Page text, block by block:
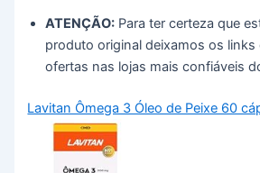
ATENÇÃO: Para ter certeza que
produto original deixamos os links
ofertas nas lojas mais confiáveis
Lavitan Ômega 3 Óleo de Peixe 60